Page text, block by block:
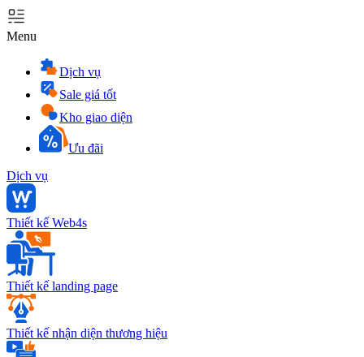
Menu
Dịch vụ
Sale giá tốt
Kho giao diện
Ưu đãi
Dịch vụ
Thiết kế Web4s
Thiết kế landing page
Thiết kế nhận diện thương hiệu